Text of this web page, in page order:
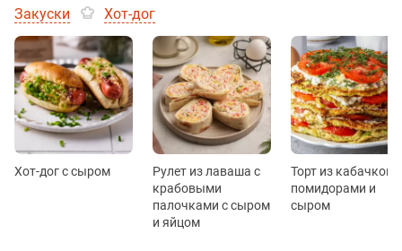
Закуски Хот-дог
Хот-дог с сыром
Рулет из лаваша с
крабовыми
палочками с сыром
и яйцом
Торт из кабачков с
помидорами и
сыром